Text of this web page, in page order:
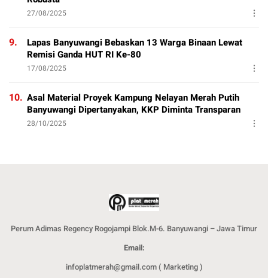
27/08/2025
9.
Lapas Banyuwangi Bebaskan 13 Warga Binaan Lewat
Remisi Ganda HUT RI Ke-80
17/08/2025
10. Asal Material Proyek Kampung Nelayan Merah Putih
Banyuwangi Dipertanyakan, KKP Diminta Transparan
28/10/2025
Perum Adimas Regency Rogojampi Blok.M-6. Banyuwangi – Jawa Timur
Email:
infoplatmerah@gmail.com ( Marketing )